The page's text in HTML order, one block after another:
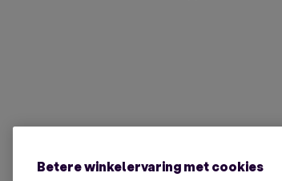
Betere winkelervaring met cookies